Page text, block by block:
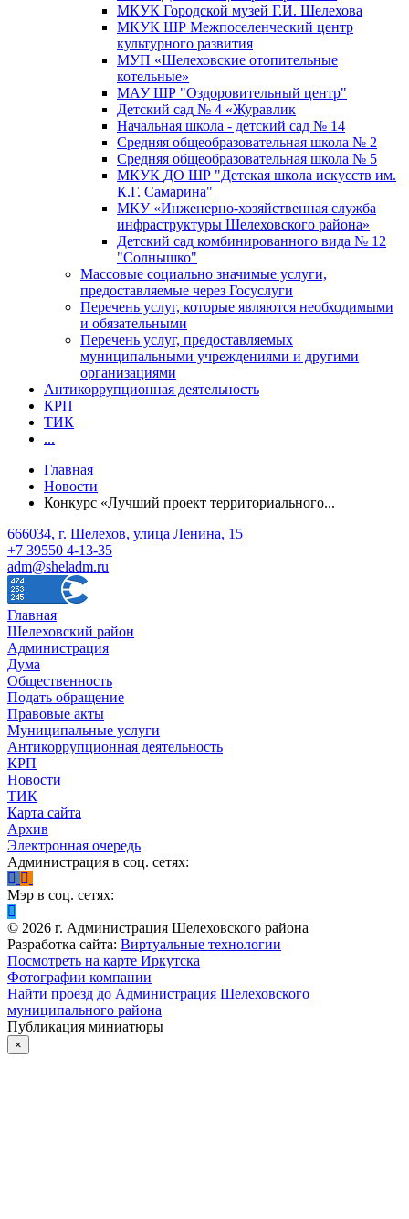
МКУК Городской музей Г.И. Шелехова
МКУК ШР Межпоселенческий центр
культурного развития
МУП «Шелеховские отопительные
котельные»
МАУ ШР "Оздоровительный центр"
Детский сад № 4 «Журавлик
Начальная школа - детский сад № 14
Средняя общеобразовательная школа № 2
Средняя общеобразовательная школа № 5
МКУК ДО ШР "Детская школа искусств им.
К.Г. Самарина"
МКУ «Инженерно-хозяйственная служба
инфраструктуры Шелеховского района»
Детский сад комбинированного вида № 12
"Солнышко"
Массовые социально значимые услуги,
предоставляемые через Госуслуги
Перечень услуг, которые являются необходимыми
и обязательными
Перечень услуг, предоставляемых
муниципальными учреждениями и другими
организациями
Антикоррупционная деятельность
КРП
ТИК
...
Главная
Новости
Конкурс «Лучший проект территориального...
666034, г. Шелехов, улица Ленина, 15
+7 39550 4-13-35
adm@sheladm.ru
Главная
Шелеховский район
Администрация
Дума
Общественность
Подать обращение
Правовые акты
Муниципальные услуги
Антикоррупционная деятельность
КРП
Новости
ТИК
Карта сайта
Архив
Электронная очередь
Администрация в соц. сетях:
Мэр в соц. сетях:
© 2026 г. Администрация Шелеховского района
Разработка сайта: Виртуальные технологии
Посмотреть на карте Иркутска
Фотографии компании
Найти проезд до Администрация Шелеховского
муниципального района
Публикация миниатюры
×